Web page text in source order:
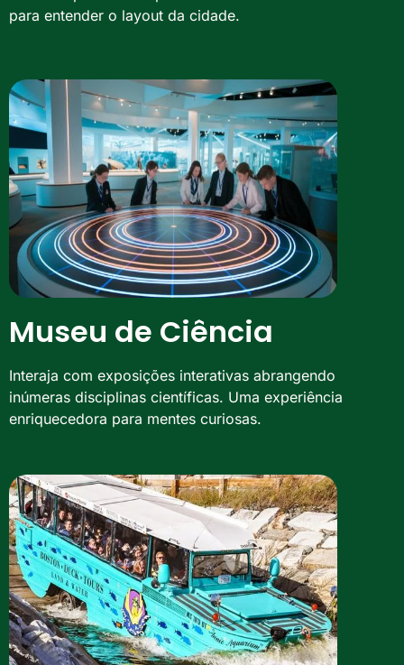
para entender o layout da cidade.
Museu de Ciência
Interaja com exposições interativas abrangendo
inúmeras disciplinas científicas. Uma experiência
enriquecedora para mentes curiosas.